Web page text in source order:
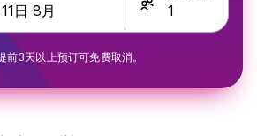
前3天以上预订可免费取消。